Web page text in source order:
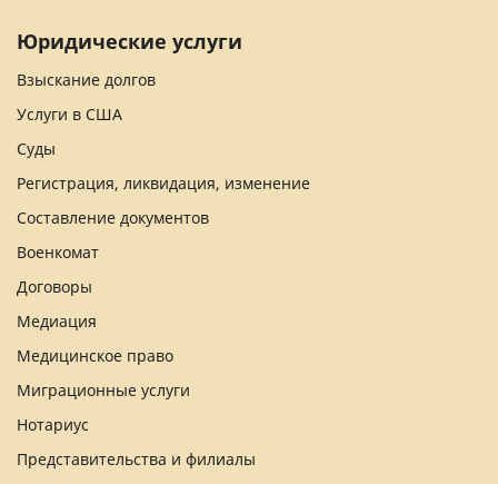
Юридические услуги
Взыскание долгов
Услуги в США
Суды
Регистрация, ликвидация, изменение
Составление документов
Военкомат
Договоры
Медиация
Медицинское право
Миграционные услуги
Нотариус
Представительства и филиалы